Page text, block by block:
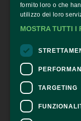
© 2026 •
CONTACTS
For information
fornito loro o che
utilizzo dei loro
MOSTRA TUTTI I
TARGETING